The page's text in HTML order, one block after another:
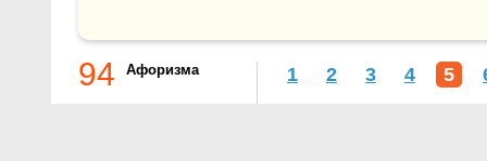
94 Афоризма 1 2 3 4 5